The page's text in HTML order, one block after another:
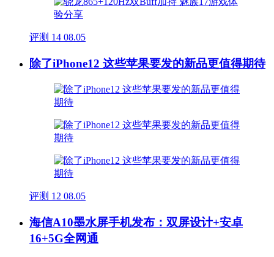
评测 14 08.05
除了iPhone12 这些苹果要发的新品更值得期待
评测 12 08.05
海信A10墨水屏手机发布：双屏设计+安卓
16+5G全网通